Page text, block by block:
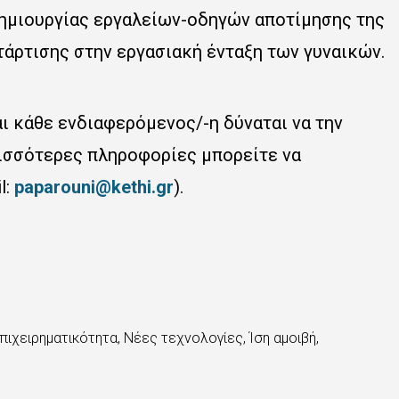
εργαλείων-οδηγών αποτίμησης της
στην εργασιακή ένταξη των γυναικών.
κάθε ενδιαφερόμενος/-η δύναται να την
πληροφορίες μπορείτε να
paparouni@kethi.gr).
Νέες τεχνολογίες, Ίση αμοιβή,